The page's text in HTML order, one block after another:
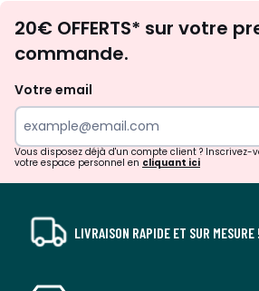
20€ OFFERTS* sur votre
commande.
Votre email
Vous disposez déjà d'un compte client ? Inscrivez-
votre espace personnel en cliquant ici
LIVRAISON RAPIDE ET SUR MESURE !